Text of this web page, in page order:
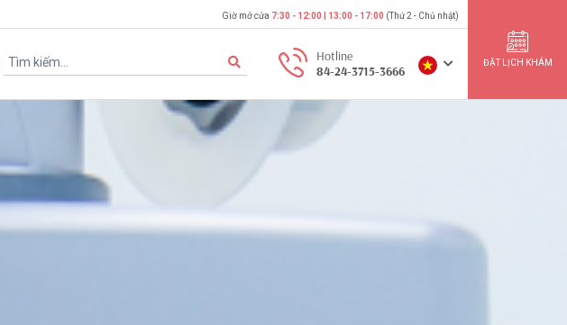
Giờ mở cửa 7:30 - 12:00 | 13:00 - 17:00 (Thứ 2 - Chủ nhật)
Hotline
84-24-3715-3666
ĐẶT LỊCH KHÁM